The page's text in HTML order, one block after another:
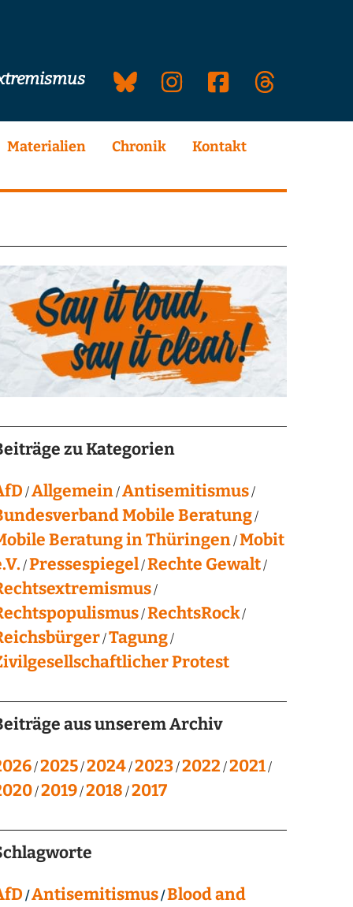
Materialien Chronik Kontakt
zu Kategorien
Allgemein Antisemitismus
Mobile Beratung
Beratung in Thüringen Mobit
Pressespiegel Rechte Gewalt
RechtsRock
Tagung
Protest
aus unserem Archiv
2025 2024 2023 2022 2021
2019 2018 2017
Antisemitismus Blood and